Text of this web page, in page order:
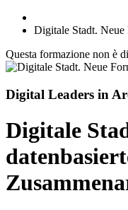
Digitale Stadt. Neue
Questa formazione non è
Digital Leaders in
Digitale